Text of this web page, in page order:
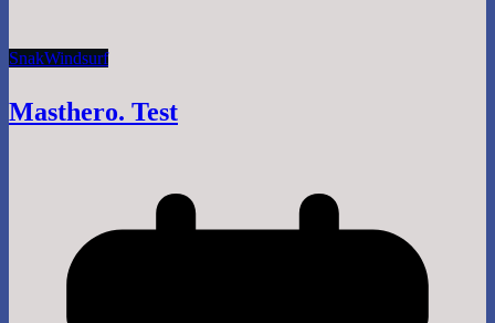
SnakWindsurf
Masthero. Test